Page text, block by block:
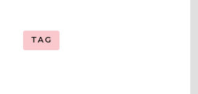
TAG